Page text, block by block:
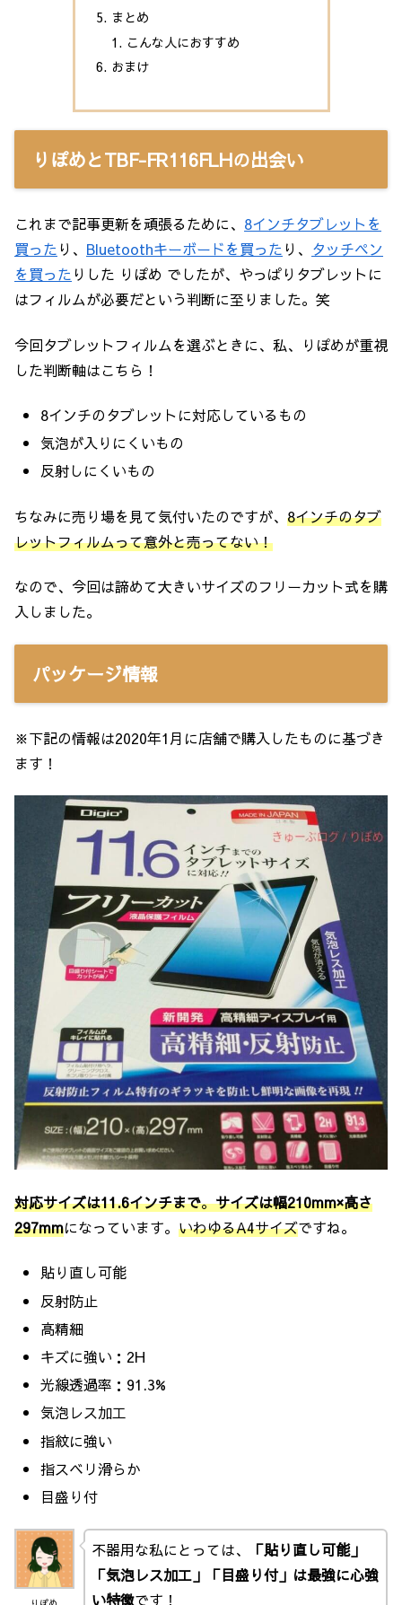
まとめ
こんな人におすすめ
おまけ
りぽめとTBF-FR116FLHの出会い
これまで記事更新を頑張るために、 8インチタブレットを
買った り、 Bluetoothキーボードを買った り、 タッチペン
を買った りした りぽめ でしたが、やっぱりタブレットに
はフィルムが必要だという判断に至りました。笑
今回タブレットフィルムを選ぶときに、私、りぽめが重視
した判断軸はこちら！
8インチのタブレットに対応しているもの
気泡が入りにくいもの
反射しにくいもの
ちなみに売り場を見て気付いたのですが、 8インチのタブ
レットフィルムって意外と売ってない！
なので、今回は諦めて大きいサイズのフリーカット式を購
入しました。
パッケージ情報
※下記の情報は2020年1月に店舗で購入したものに基づき
ます！
対応サイズは11.6インチまで。サイズは幅210mm×高さ
297mmになっています。 いわゆるA4サイズですね。
貼り直し可能
反射防止
高精細
キズに強い：2H
光線透過率：91.3%
気泡レス加工
指紋に強い
指スベリ滑らか
目盛り付
不器用な私にとっては、
「貼り直し可能」
「気泡レス加工」「目盛り付」は最強に心強
い特徴です！